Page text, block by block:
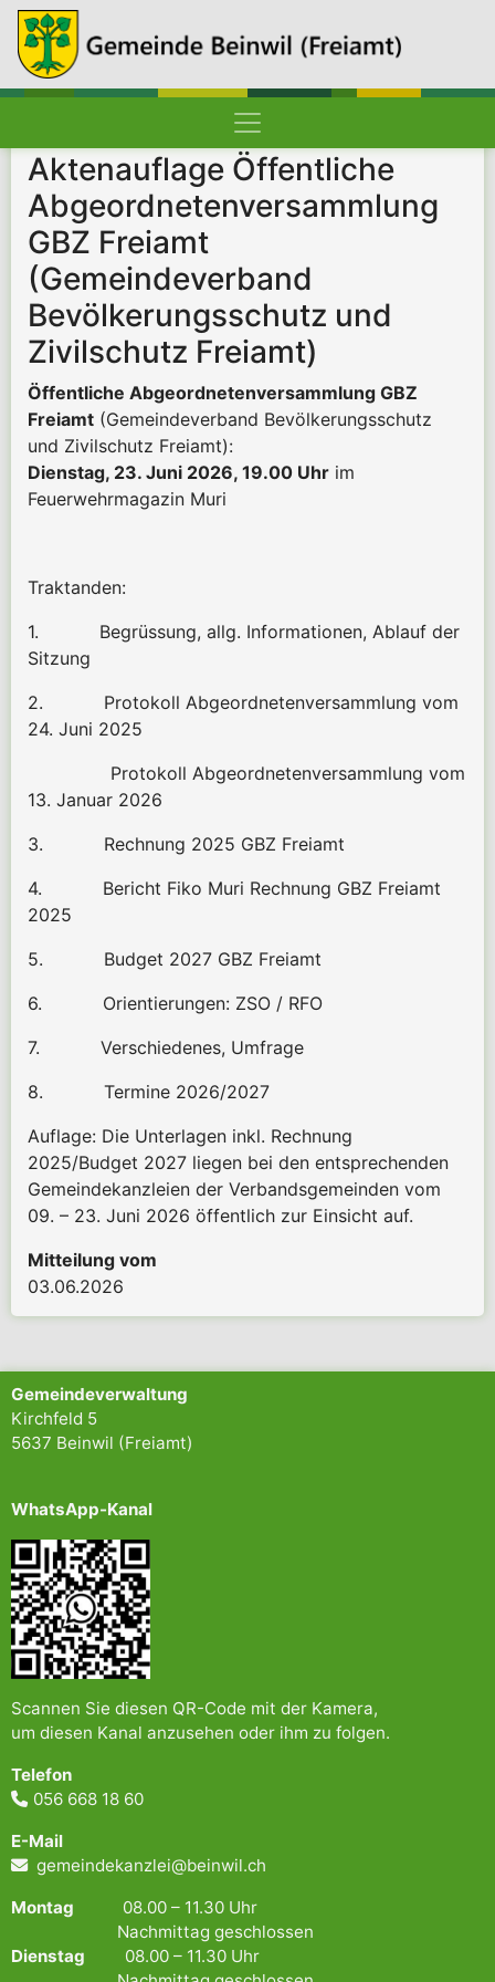
Hauptnavigation
Pfadnavigation
Startseite
Aktenauflage Öffentliche
Abgeordnetenversammlung
GBZ Freiamt
(Gemeindeverband
Bevölkerungsschutz und
Zivilschutz Freiamt)
Öffentliche Abgeordnetenversammlung GBZ
Freiamt (Gemeindeverband Bevölkerungsschutz
und Zivilschutz Freiamt):
Dienstag, 23. Juni 2026, 19.00 Uhr im
Feuerwehrmagazin Muri
Traktanden:
1. Begrüssung, allg. Informationen, Ablauf der
Sitzung
2. Protokoll Abgeordnetenversammlung vom
24. Juni 2025
Protokoll Abgeordnetenversammlung vom
13. Januar 2026
3.
Rechnung 2025 GBZ Freiamt
4.
Bericht Fiko Muri Rechnung GBZ Freiamt
2025
5.
Budget 2027 GBZ Freiamt
6.
Orientierungen: ZSO / RFO
7.
Verschiedenes, Umfrage
8.
Termine 2026/2027
Auflage: Die Unterlagen inkl. Rechnung
2025/Budget 2027 liegen bei den entsprechenden
Gemeindekanzleien der Verbandsgemeinden vom
09. – 23. Juni 2026 öffentlich zur Einsicht auf.
Mitteilung vom
03.06.2026
Gemeindeverwaltung
Kirchfeld 5
5637 Beinwil (Freiamt)
WhatsApp-Kanal
Scannen Sie diesen QR-Code mit der Kamera,
um diesen Kanal anzusehen oder ihm zu folgen.
Telefon
056 668 18 60
E-Mail
gemeindekanzlei@beinwil.ch
Montag 08.00 – 11.30 Uhr
Nachmittag geschlossen
Dienstag 08.00 – 11.30 Uhr